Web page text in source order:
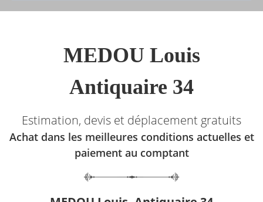
MEDOU Louis
Antiquaire 34
Estimation, devis et déplacement gratuits
Achat dans les meilleures conditions actuelles et
paiement au comptant